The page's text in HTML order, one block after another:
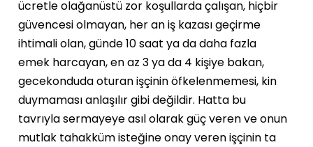
ücretle olağanüstü zor koşullarda çalışan, hiçbir
güvencesi olmayan, her an iş kazası geçirme
ihtimali olan, günde 10 saat ya da daha fazla
emek harcayan, en az 3 ya da 4 kişiye bakan,
gecekonduda oturan işçinin öfkelenmemesi, kin
duymaması anlaşılır gibi değildir. Hatta bu
tavrıyla sermayeye asıl olarak güç veren ve onun
mutlak tahakküm isteğine onay veren işçinin ta